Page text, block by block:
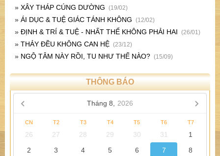
CÁC TIN KHÁC
» ÔNG MẬP MANG BAO VẢI(15/01)
» NHƯ MỘT CÂU RỐT SAU(15/12)
»ĐẠI Ý KINH LĂNG NGHIÊM(06/10)
»PHẢN QUAN TỰ KỶ BỔN PHẬN SỰ - BẤT TÙNG THA
ĐẮC
ÁI DỤC & TUỆ GIÁC TÁNH KHÔNG (12/02)
ĐỊNH & TRÍ & TUỆ - NHẤT THỂ KHÔNG PHẢI HAI (26/01)
THẢY ĐỀU KHÔNG CAN HỆ(23/12)